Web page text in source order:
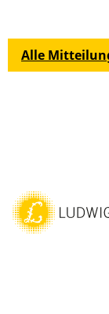
Alle